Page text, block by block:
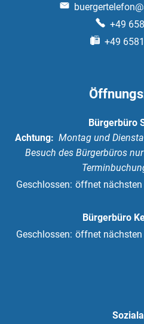
+49
+49
Bürgerbüro
Achtung: Montag und
Besuch des Bürgerbüros
Klicken, um weitere
Geschlossen: öffnet
Bürgerbüro
Klicken, um weitere
Geschlossen: öffnet